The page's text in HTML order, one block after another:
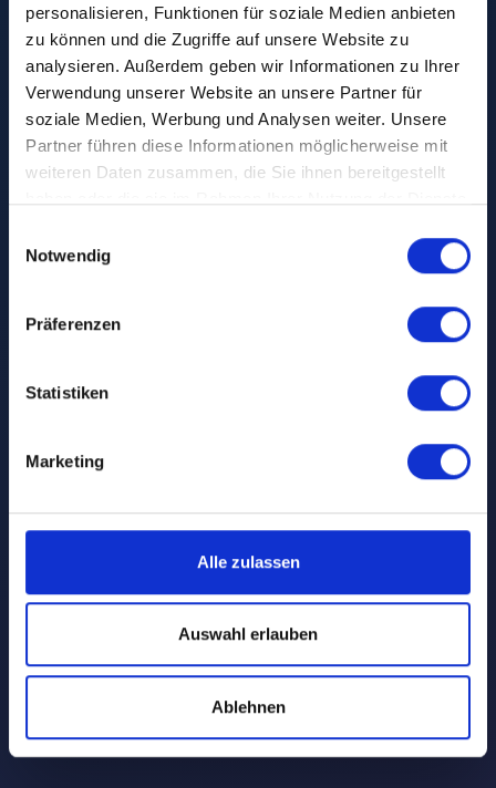
personalisieren, Funktionen für soziale Medien anbieten
zu können und die Zugriffe auf unsere Website zu
analysieren. Außerdem geben wir Informationen zu Ihrer
Verwendung unserer Website an unsere Partner für
soziale Medien, Werbung und Analysen weiter. Unsere
Partner führen diese Informationen möglicherweise mit
weiteren Daten zusammen, die Sie ihnen bereitgestellt
Notwendig
Präferenzen
Statistiken
Marketing
Alle zulassen
Auswahl erlauben
Ablehnen
17. December 2024 •
Insights Austria #1:
Christmas in Austria